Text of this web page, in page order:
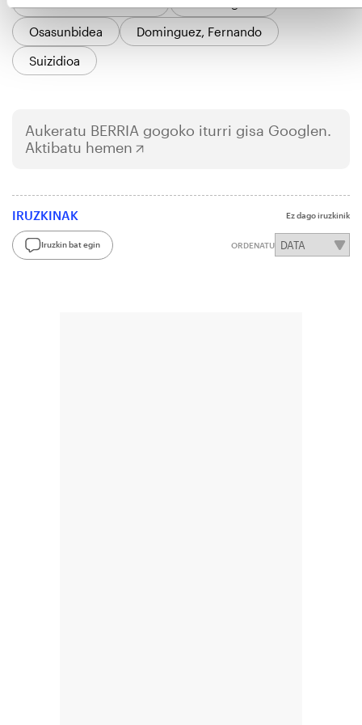
Osasunbidea
Dominguez, Fernando
Suizidioa
Aukeratu BERRIA gogoko iturri gisa Googlen.
Aktibatu hemen
IRUZKINAK Ez dago iruzkinik
Iruzkin bat egin ORDENATU